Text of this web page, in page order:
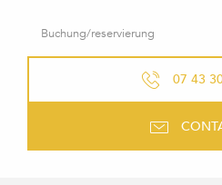
Buchung/reservierung
07 43